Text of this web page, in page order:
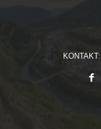
KONTAKT: